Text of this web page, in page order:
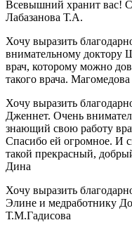
Всевышний хранит вас!
Лабазанова Т.А.
Хочу выразить
внимательному доктору
врач, которому можно
такого врача.
Хочу выразить
Дженнет. Очень
знающий свою работу
Спасибо ей огромное. И
такой прекрасный,
Дина
Хочу выразить
Элине и медработнику
Т.М.Гадисова